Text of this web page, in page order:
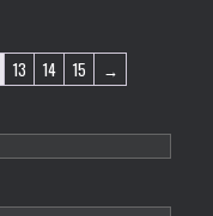
13 14 15 →